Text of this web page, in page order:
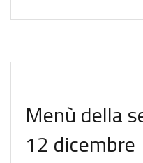
MENU SETTIMANALI
Menù della
12 dicembre